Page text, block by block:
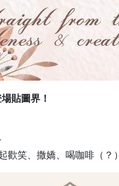
貼圖界！
歡笑、撒嬌、喝咖啡（？）